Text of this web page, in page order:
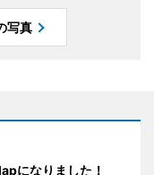
写真
になりました！